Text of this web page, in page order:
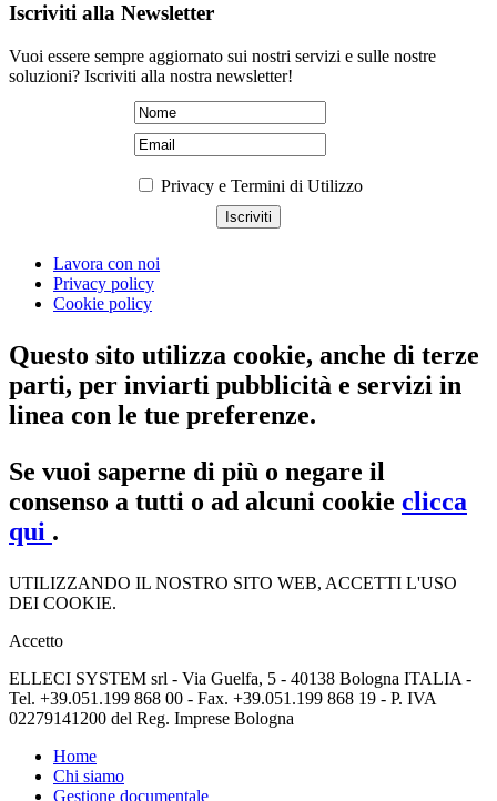
Iscriviti alla Newsletter
Vuoi essere sempre aggiornato sui nostri servizi e sulle nostre
soluzioni? Iscriviti alla nostra newsletter!
Privacy e Termini di Utilizzo
Lavora con noi
Privacy policy
Cookie policy
Questo sito utilizza cookie, anche di terze
parti, per inviarti pubblicità e servizi in
linea con le tue preferenze.
Se vuoi saperne di più o negare il
consenso a tutti o ad alcuni cookie clicca
qui .
UTILIZZANDO IL NOSTRO SITO WEB, ACCETTI L'USO
DEI COOKIE.
Accetto
ELLECI SYSTEM srl - Via Guelfa, 5 - 40138 Bologna ITALIA -
Tel. +39.051.199 868 00 - Fax. +39.051.199 868 19 - P. IVA
02279141200 del Reg. Imprese Bologna
Home
Chi siamo
Gestione documentale